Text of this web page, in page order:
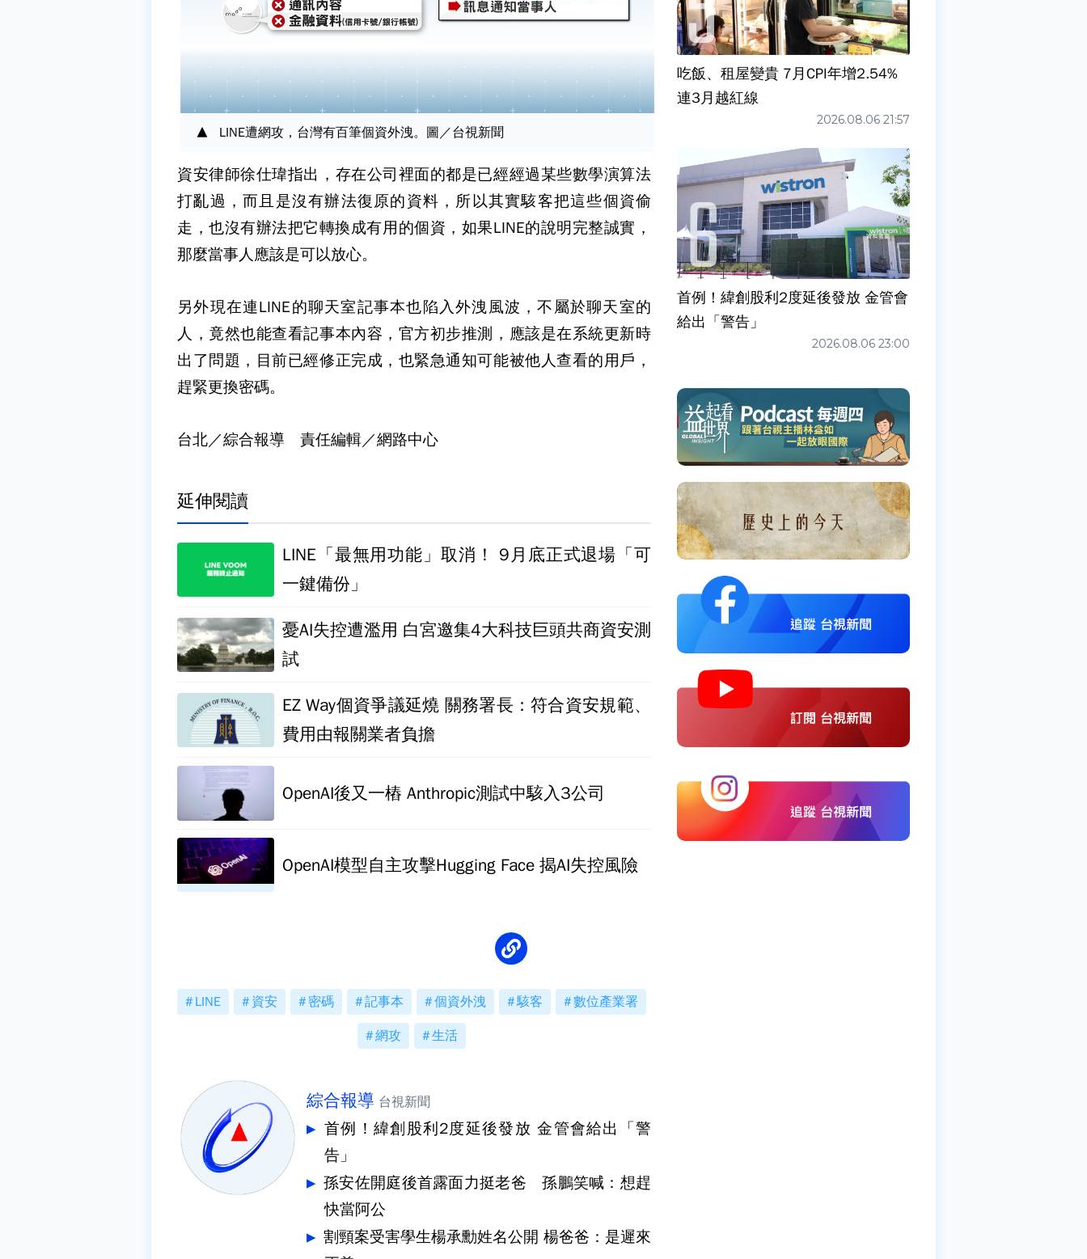
LINE遭網攻，台灣有百筆個資外洩。圖／台視新聞
資安律師徐仕瑋指出，存在公司裡面的都是已經經過某些數學演算法
打亂過，而且是沒有辦法復原的資料，所以其實駭客把這些個資偷
走，也沒有辦法把它轉換成有用的個資，如果LINE的說明完整誠實，
那麼當事人應該是可以放心。
另外現在連LINE的聊天室記事本也陷入外洩風波，不屬於聊天室的
人，竟然也能查看記事本內容，官方初步推測，應該是在系統更新時
出了問題，目前已經修正完成，也緊急通知可能被他人查看的用戶，
趕緊更換密碼。
台北／綜合報導 責任編輯／網路中心
延伸閱讀
LINE「最無用功能」取消！ 9月底正式退場「可
一鍵備份」
憂AI失控遭濫用 白宮邀集4大科技巨頭共商資安測
試
EZ Way個資爭議延燒 關務署長：符合資安規範、
費用由報關業者負擔
OpenAI後又一樁 Anthropic測試中駭入3公司
OpenAI模型自主攻擊Hugging Face 揭AI失控風險
LINE 資安 密碼 記事本 個資外洩 駭客 數位產業署
網攻 生活
綜合報導 台視新聞
首例！緯創股利2度延後發放 金管會給出「警
告」
孫安佐開庭後首露面力挺老爸 孫鵬笑喊：想趕
快當阿公
割頸案受害學生楊承勳姓名公開 楊爸爸：是遲來
吃飯、租屋變貴 7月CPI年增2.54%
連3月越紅線
2026.08.06 21:57
首例！緯創股利2度延後發放 金管會
給出「警告」
2026.08.06 23:00